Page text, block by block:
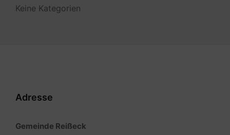
Keine Kategorien
Adresse
Gemeinde Reißeck